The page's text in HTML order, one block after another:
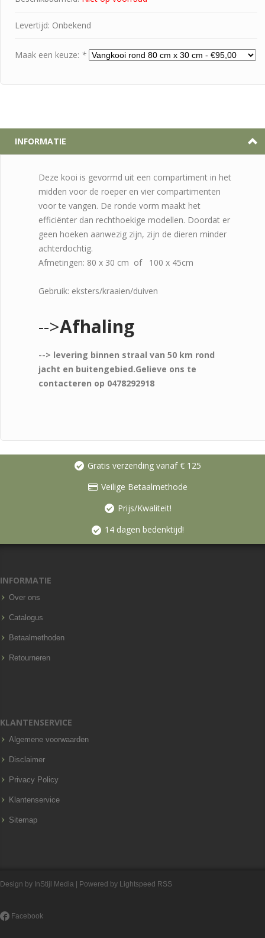
Levertijd: Onbekend
Maak een keuze: *
INFORMATIE
Deze kooi is gevormd uit een compartiment in het
midden voor de roeper en vier compartimenten
voor te vangen. De ronde vorm maakt het
efficiënter dan rechthoekige modellen. Doordat er
geen hoeken aanwezig zijn, zijn de dieren minder
achterdochtig.
Afmetingen: 80 x 30 cm of 100 x 45cm
Gebruik: eksters/kraaien/duiven
-->Afhaling
--> levering binnen straal van 50 km rond
jacht en buitengebied.Gelieve ons te
contacteren op 0478292918
Gratis verzending vanaf € 125
Veilige Betaalmethode
Prijs/Kwaliteit!
14 dagen bedenktijd!
INFORMATIE
Over ons
Catalogus
Betaalmethoden
Retourneren
KLANTENSERVICE
Algemene voorwaarden
Disclaimer
Privacy Policy
Klantenservice
Sitemap
Design by InStijl Media | Powered by Lightspeed RSS
Facebook